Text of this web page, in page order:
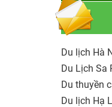
Du lịch Hà
Du Lịch Sa
Du thuyền
Du lịch Hạ